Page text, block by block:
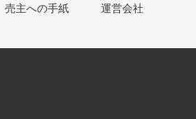
売主への手紙 運営会社